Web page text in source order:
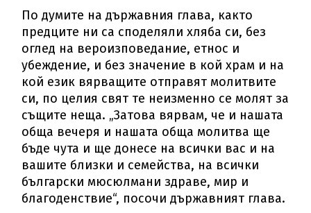
По думите на държавния глава, както
предците ни са споделяли хляба си, без
оглед на вероизповедание, етнос и
убеждение, и без значение в кой храм и на
кой език вярващите отправят молитвите
си, по целия свят те неизменно се молят за
същите неща. „Затова вярвам, че и нашата
обща вечеря и нашата обща молитва ще
бъде чута и ще донесе на всички вас и на
вашите близки и семейства, на всички
български мюсюлмани здраве, мир и
благоденствие“, посочи държавният глава.